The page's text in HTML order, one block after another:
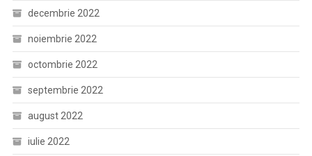
decembrie 2022
noiembrie 2022
octombrie 2022
septembrie 2022
august 2022
iulie 2022